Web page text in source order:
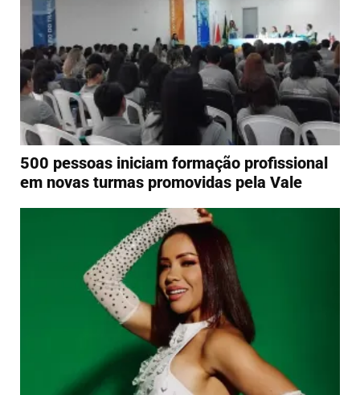
500 pessoas iniciam formação profissional
em novas turmas promovidas pela Vale